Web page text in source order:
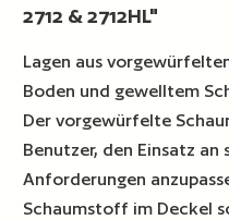
2712 & 2712HL"
Lagen aus
Boden und gewelltem
Der vorgewürfelte
Benutzer, den Einsatz an
Anforderungen
Schaumstoff im Deckel